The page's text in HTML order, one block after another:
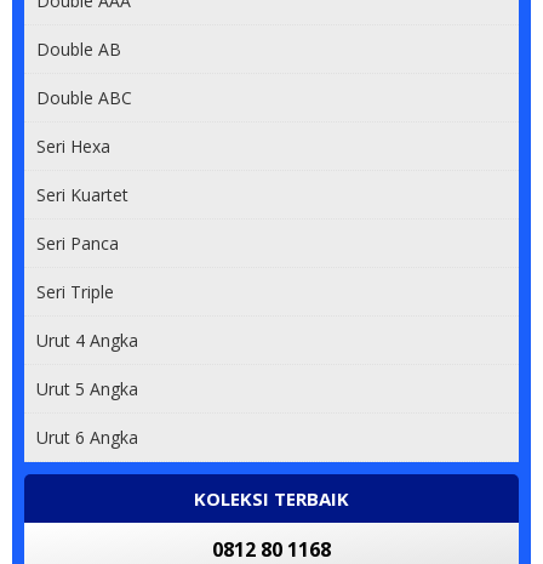
Double AB
Double ABC
Seri Hexa
Seri Kuartet
Seri Panca
Seri Triple
Urut 4 Angka
Urut 5 Angka
Urut 6 Angka
KOLEKSI TERBAIK
0812 80 1168